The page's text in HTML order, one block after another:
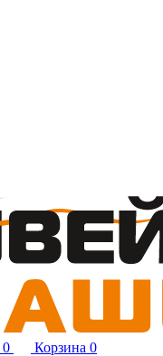
0 Корзина 0